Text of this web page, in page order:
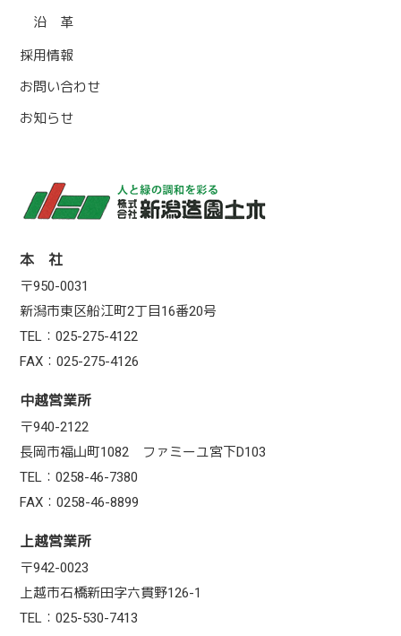
沿 革
採用情報
お問い合わせ
お知らせ
本 社
〒950-0031
新潟市東区船江町2丁目16番20号
TEL：025-275-4122
FAX：025-275-4126
中越営業所
〒940-2122
長岡市福山町1082 ファミーユ宮下D103
TEL：0258-46-7380
FAX：0258-46-8899
上越営業所
〒942-0023
上越市石橋新田字六貫野126-1
TEL：025-530-7413